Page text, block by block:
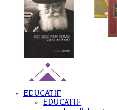
EDUCATIF
EDUCATIF